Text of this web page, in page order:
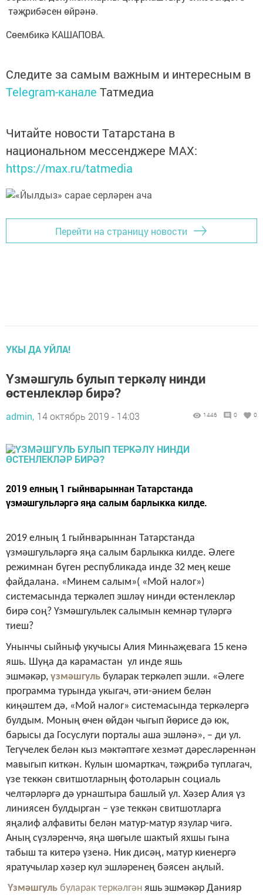
тәҗрибәсен өйрәнә.
Сөембикә КАШАПОВА.
Следите за самым важным и интересным в
Telegram-канале Татмедиа
Читайте новости Татарстана в
национальном мессенджере MАХ:
https://max.ru/tatmedia
Перейти на страницу новости
УКЫ ДА УЙЛА!
Үзмәшгуль булып теркәлү нинди
өстенлекләр бирә?
admin, 14 октябрь 2019 - 14:03 1446 0 0
2019 елның 1 гыйнварыннан Татарстанда
үзмәшгульләргә яңа салым барлыкка килде.
2019 елның 1 гыйнварыннан Татарстанда
үзмәшгульләргә яңа салым барлыкка килде. Әлеге
режимнан бүген республикада инде 32 мең кеше
файдалана. «Минем салым»( «Мой налог»)
системасында теркәлеп эшләү нинди өстенлекләр
бирә соң? Үзмәшгульлек салымын кемнәр түләргә
тиеш?
Унынчы сыйныф укучысы Алия Минһаҗевага 15 кенә
яшь. Шуңа да карамастан ул инде яшь
эшмәкәр, үзмәшгуль буларак теркәлеп эшли. «Әлеге
программа турында укыгач, әти-әнием белән
киңәштем дә, «Мой налог» системасында теркәлергә
булдым. Моның өчен өйдән чыгып йөрисе дә юк,
барысы да Госуслуги порталы аша эшләнә», – ди ул.
Тегүчелек белән кыз мәктәптәге хезмәт дәресләреннән
мавыгып киткән. Кулын шомарткач, тәҗрибә туплагач,
үзе теккән свитшотларның фотоларын социаль
челтәрләргә дә урнаштыра башлый ул. Хәзер Алия үз
линиясен булдырган – үзе теккән свитшотларга
яңалиф алфавиты белән матур-матур язулар чигә.
Аның сүзләренчә, яңа шөгыле шактый яхшы гына
табыш та китерә үзенә. Ник дисәң, матур киенергә
яратучылар хәзер кул эшләренең бәясен аңлый.
Үзмәшгуль буларак теркәлгән яшь эшмәкәр Данияр